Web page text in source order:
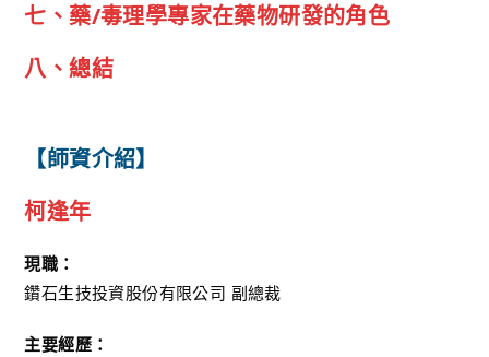
七、藥/毒理學專家在藥物研發的角色
八、總結
【師資介紹】
柯逢年
現職：
鑽石生技投資股份有限公司 副總裁
主要經歷：